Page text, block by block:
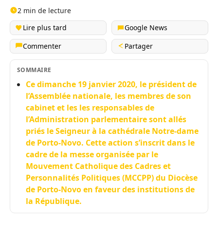
2 min de lecture
Lire plus tard
Google News
Commenter
Partager
SOMMAIRE
Ce dimanche 19 janvier 2020, le président de
l’Assemblée nationale, les membres de son
cabinet et les les responsables de
l’Administration parlementaire sont allés
priés le Seigneur à la cathédrale Notre-dame
de Porto-Novo. Cette action s’inscrit dans le
cadre de la messe organisée par le
Mouvement Catholique des Cadres et
Personnalités Politiques (MCCPP) du Diocèse
de Porto-Novo en faveur des institutions de
la République.